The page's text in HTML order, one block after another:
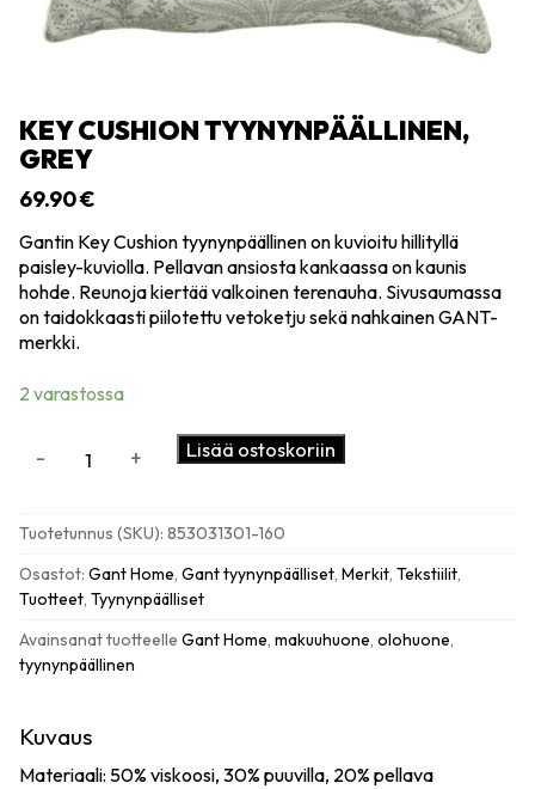
KEY CUSHION TYYNYNPÄÄLLINEN,
GREY
69.90€
Gantin Key Cushion tyynynpäällinen on kuvioitu hillityllä
paisley-kuviolla. Pellavan ansiosta kankaassa on kaunis
hohde. Reunoja kiertää valkoinen terenauha. Sivusaumassa
on taidokkaasti piilotettu vetoketju sekä nahkainen GANT-
merkki.
2 varastossa
määrä
- + Lisää ostoskoriin
Tuotetunnus (SKU): 853031301-160
Osastot: Gant Home, Gant tyynynpäälliset, Merkit, Tekstiilit,
Tuotteet, Tyynynpäälliset
Avainsanat tuotteelle Gant Home, makuuhuone, olohuone,
tyynynpäällinen
Kuvaus
Materiaali: 50% viskoosi, 30% puuvilla, 20% pellava